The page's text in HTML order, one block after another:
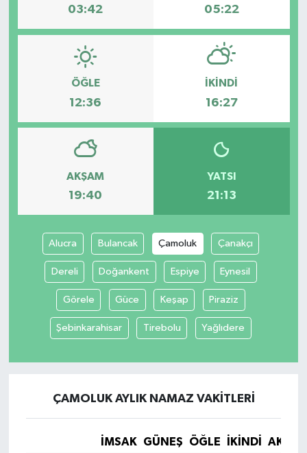
03:42 05:22
ÖĞLE
12:36
İKINDI
16:27
AKŞAM
19:40
YATSI
21:13
Alucra Bulancak Çamoluk Çanakçı
Dereli Doğankent Espiye Eynesil
Görele Güce Keşap Piraziz
Şebinkarahisar Tirebolu Yağlıdere
ÇAMOLUK AYLIK NAMAZ VAKITLERI
İMSAK GÜNEŞ ÖĞLE İKINDI
Siyaset
Teknoloji
Yaşam